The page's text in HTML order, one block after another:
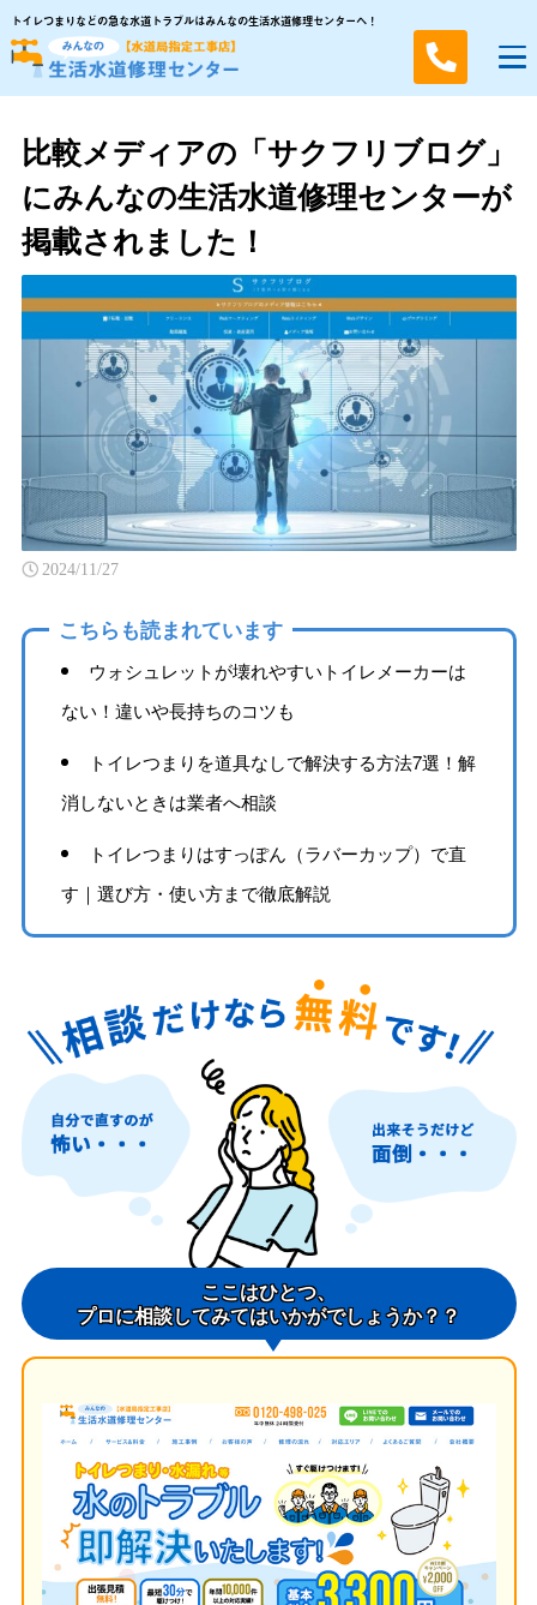
トイレつまりなどの急な水道トラブルはみんなの生活水道修理センターへ！
比較メディアの「サクフリブログ」
にみんなの生活水道修理センターが
掲載されました！
2024/11/27
こちらも読まれています
ウォシュレットが壊れやすいトイレメーカーは
ない！違いや長持ちのコツも
トイレつまりを道具なしで解決する方法7選！解
消しないときは業者へ相談
トイレつまりはすっぽん（ラバーカップ）で直
す｜選び方・使い方まで徹底解説
ここはひとつ、
プロに相談してみてはいかがでしょうか？？